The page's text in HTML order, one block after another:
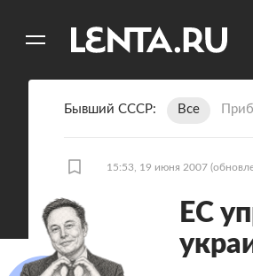
Бывший СССР Все
15:53, 19 июня 2007
ЕС